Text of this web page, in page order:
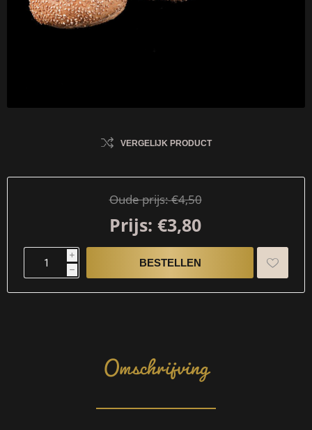
VERGELIJK PRODUCT
Oude prijs:€4,50
Prijs: €3,80
i
h
Omschrijving